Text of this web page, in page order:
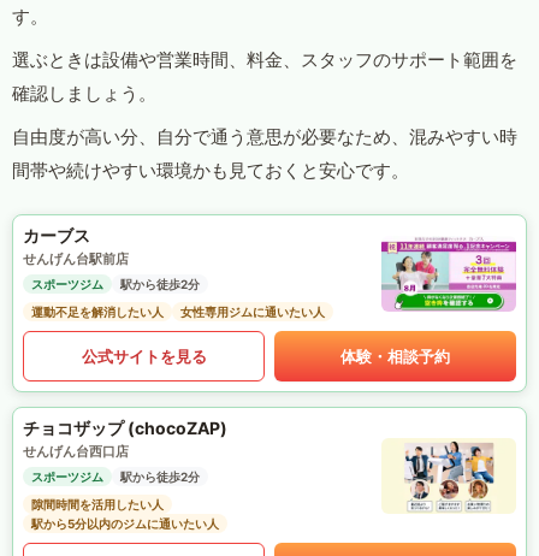
す。
選ぶときは設備や営業時間、料金、スタッフのサポート範囲を
確認しましょう。
自由度が高い分、自分で通う意思が必要なため、混みやすい時
間帯や続けやすい環境かも見ておくと安心です。
カーブス
せんげん台駅前店
スポーツジム
駅から徒歩2分
運動不足を解消したい人
女性専用ジムに通いたい人
公式サイトを見る 体験・相談予約
チョコザップ (chocoZAP)
せんげん台西口店
スポーツジム
駅から徒歩2分
隙間時間を活用したい人
駅から5分以内のジムに通いたい人